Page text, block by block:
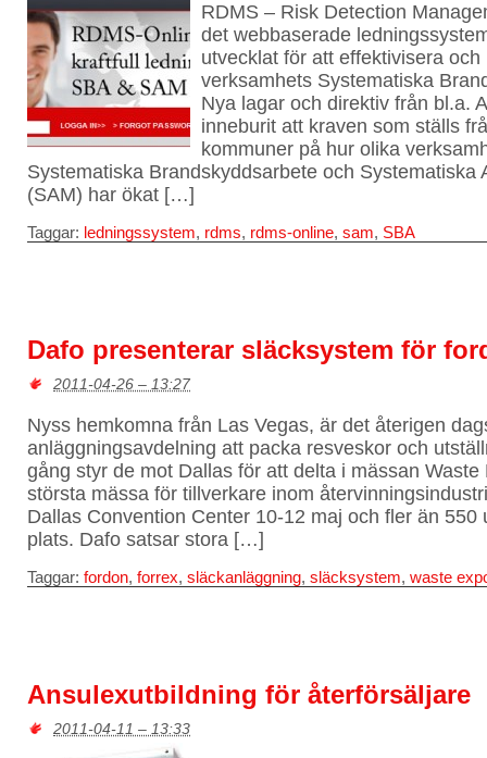
RDMS – Risk Detection
det webbaserade
utvecklat för att effektivisera
verksamhets Systematiska
Nya lagar och direktiv från bl.a.
inneburit att kraven som ställs
kommuner på hur olika
Systematiska Brandskyddsarbete och Systematiska
(SAM) har ökat […]
Taggar: ledningssystem, rdms, rdms-online, sam, SBA
Dafo presenterar släcksystem för
2011-04-26 – 13:27
Nyss hemkomna från Las Vegas, är det återigen
anläggningsavdelning att packa resveskor och
gång styr de mot Dallas för att delta i mässan
största mässa för tillverkare inom
Dallas Convention Center 10-12 maj och fler än 550
plats. Dafo satsar stora […]
Taggar: fordon, forrex, släckanläggning, släcksystem, waste
Ansulexutbildning för återförsäljare
2011-04-11 – 13:33